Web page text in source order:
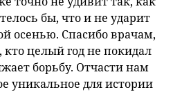
бы, что и не ударит
осенью. Спасибо врачам,
кто целый год не покидал
борьбу. Отчасти нам
уникальное для истории